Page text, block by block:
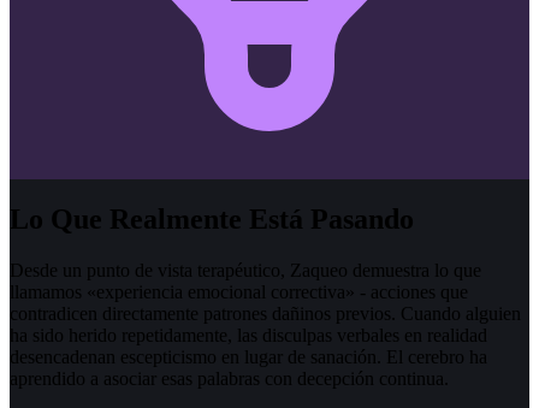
Lo Que Realmente Está Pasando
Desde un punto de vista terapéutico, Zaqueo demuestra lo que
llamamos «experiencia emocional correctiva» - acciones que
contradicen directamente patrones dañinos previos. Cuando alguien
ha sido herido repetidamente, las disculpas verbales en realidad
desencadenan escepticismo en lugar de sanación. El cerebro ha
aprendido a asociar esas palabras con decepción continua.